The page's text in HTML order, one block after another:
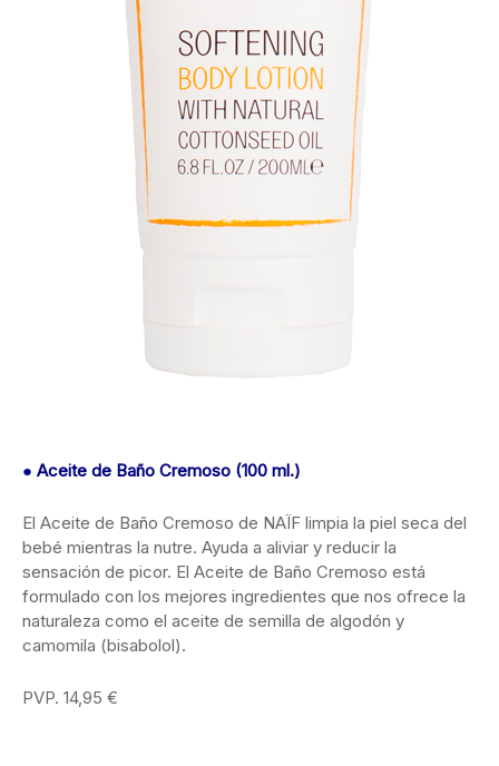
● Aceite de Baño Cremoso (100 ml.)
El Aceite de Baño Cremoso de NAÏF limpia la piel seca del
bebé mientras la nutre. Ayuda a aliviar y reducir la
sensación de picor. El Aceite de Baño Cremoso está
formulado con los mejores ingredientes que nos ofrece la
naturaleza como el aceite de semilla de algodón y
camomila (bisabolol).
PVP. 14,95 €